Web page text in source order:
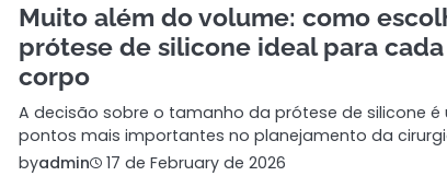
Muito além do volume: como
prótese de silicone ideal para cada
corpo
A decisão sobre o tamanho da prótese de silicone é
pontos mais importantes no planejamento da
byadmin 17 de February de 2026